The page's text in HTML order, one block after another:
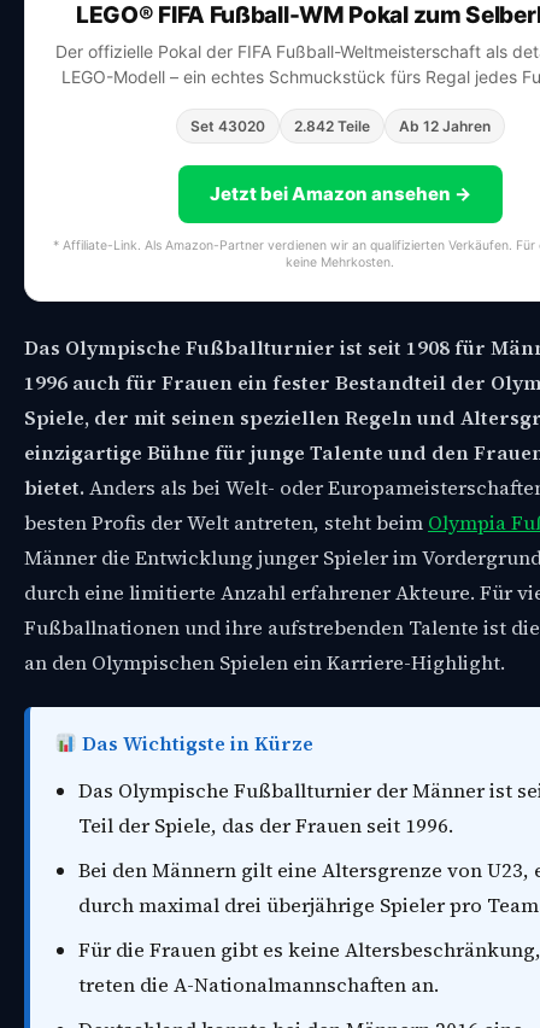
LEGO® FIFA Fußball-WM Pokal zum
Der offizielle Pokal der FIFA Fußball-Weltmeisterschaft als
LEGO-Modell – ein echtes Schmuckstück fürs Regal jedes
Set 43020 2.842 Teile Ab 12 Jahren
Jetzt bei Amazon ansehen →
* Affiliate-Link. Als Amazon-Partner verdienen wir an qualifizierten Verkäufen.
keine Mehrkosten.
Das Olympische Fußballturnier ist seit 1908 für
1996 auch für Frauen ein fester Bestandteil der
Spiele, der mit seinen speziellen Regeln und
einzigartige Bühne für junge Talente und den
bietet.Anders als bei Welt- oder
besten Profis der Welt antreten, steht beim Olympia
Männer die Entwicklung junger Spieler im
durch eine limitierte Anzahl erfahrener Akteure. Für
Fußballnationen und ihre aufstrebenden Talente ist
an den Olympischen Spielen ein Karriere-Highlight.
Das Wichtigste in Kürze
Das Olympische Fußballturnier der Männer ist
Teil der Spiele, das der Frauen seit 1996.
Bei den Männern gilt eine Altersgrenze von U23,
durch maximal drei überjährige Spieler pro
Für die Frauen gibt es keine
treten die A-Nationalmannschaften an.